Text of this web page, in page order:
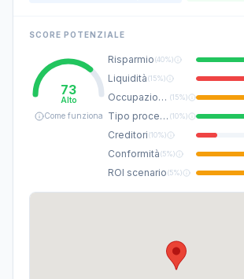
SCORE POTENZIALE
73
Alto
Come funziona
Risparmio(40%)
Liquidità(15%)
Occupazione (15%)
Tipo procedura (10%)
Creditori(10%)
Conformità(5%)
ROI scenario(5%)